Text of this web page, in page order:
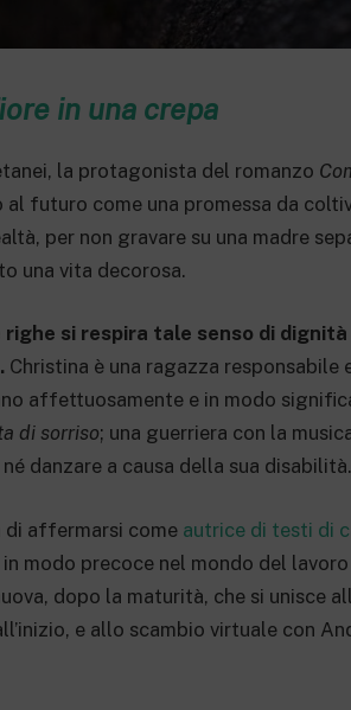
in una crepa
la protagonista del romanzo
futuro come una promessa da
per non gravare su una madre
una vita decorosa.
righe si respira tale senso di
Christina è una ragazza responsabile
affettuosamente e in modo
di sorriso; una guerriera con la
danzare a causa della sua disabilità.
di affermarsi come autrice di testi di
modo precoce nel mondo del
dopo la maturità, che si unisce
e allo scambio virtuale con